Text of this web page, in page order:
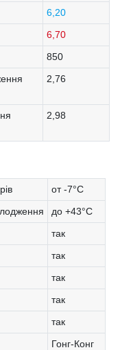
6,20
6,70
850
2,76
2,98
от -7°C
до +43°C
так
так
так
так
так
Гонг-Конг